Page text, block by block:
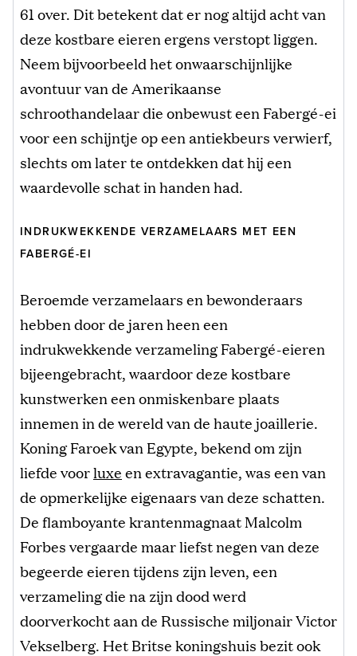
61 over. Dit betekent dat er nog altijd acht van
deze kostbare eieren ergens verstopt liggen.
Neem bijvoorbeeld het onwaarschijnlijke
avontuur van de Amerikaanse
schroothandelaar die onbewust een Fabergé-ei
voor een schijntje op een antiekbeurs verwierf,
slechts om later te ontdekken dat hij een
waardevolle schat in handen had.
INDRUKWEKKENDE VERZAMELAARS MET EEN
FABERGÉ-EI
Beroemde verzamelaars en bewonderaars
hebben door de jaren heen een
indrukwekkende verzameling Fabergé-eieren
bijeengebracht, waardoor deze kostbare
kunstwerken een onmiskenbare plaats
innemen in de wereld van de haute joaillerie.
Koning Faroek van Egypte, bekend om zijn
liefde voorluxeen extravagantie, was een van
de opmerkelijke eigenaars van deze schatten.
De flamboyante krantenmagnaat Malcolm
Forbes vergaarde maar liefst negen van deze
begeerde eieren tijdens zijn leven, een
verzameling die na zijn dood werd
doorverkocht aan de Russische miljonair Victor
Vekselberg. Het Britse koningshuis bezit ook